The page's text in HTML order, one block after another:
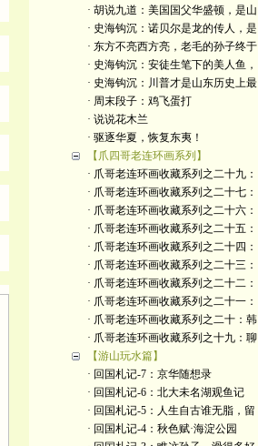
· 胡说九道：美国国父华盛顿，是山
· 史海钩沉：诺贝尔是龙的传人，是
· 东方不亮西方亮，老毛的孙子终于
· 史海钩沉：安徒生笔下的美人鱼，
· 史海钩沉：川普才是山东历史上最
· 周末段子：鸡飞蛋打
· 说说花木兰
· 驱逐华夏，恢复东夷！
【爪四哥老连环画系列】
· 爪哥老连环画收藏系列之二十九：
· 爪哥老连环画收藏系列之二十七：
· 爪哥老连环画收藏系列之二十六：
· 爪哥老连环画收藏系列之二十五：
· 爪哥老连环画收藏系列之二十四：
· 爪哥老连环画收藏系列之二十三：
· 爪哥老连环画收藏系列之二十二：
· 爪哥老连环画收藏系列之二十一：
· 爪哥老连环画收藏系列之二十：韩
· 爪哥老连环画收藏系列之十九：聊
【游山玩水篇】
· 回国札记-7：京华随想录
· 回国札记-6：北大未名湖观鱼记
· 回国札记-5：人生自古谁无脂，留
· 回国札记-4：秋色赋·海淀公园